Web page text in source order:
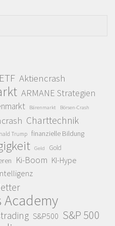
Aktiencrash
ARMANE Strategien
Bärenmarkt Börsen-Crash
Charttechnik
Trump finanzielle Bildung
Geld Gold
Ki-Boom KI-Hype
Academy
S&P500 S&P 500